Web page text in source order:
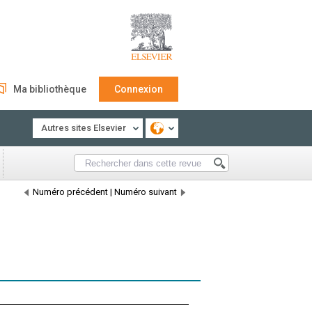
Ma bibliothèque Connexion
Autres sites Elsevier
Numéro précédent | Numéro suivant